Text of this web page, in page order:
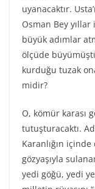
uyanacaktır.
Osman Bey
büyük adımlar
ölçüde
kurduğu tuzak
midir?
O, kömür karası
tutuşturacaktı.
Karanlığın
gözyaşıyla
yedi göğü, yedi